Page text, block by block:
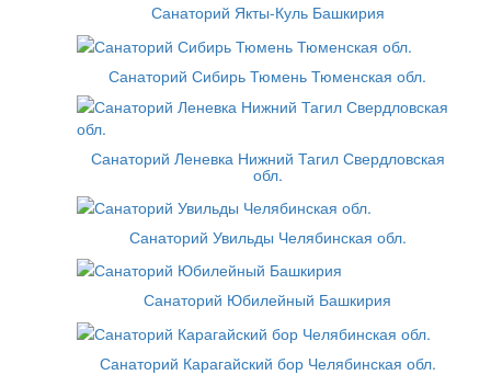
Санаторий Якты-Куль Башкирия
Санаторий Сибирь Тюмень Тюменская обл.
Санаторий Леневка Нижний Тагил Свердловская
обл.
Санаторий Увильды Челябинская обл.
Санаторий Юбилейный Башкирия
Санаторий Карагайский бор Челябинская обл.